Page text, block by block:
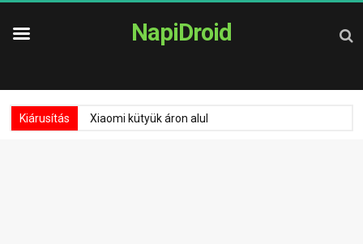
NapiDroid
Kiárusítás Xiaomi kütyük áron alul